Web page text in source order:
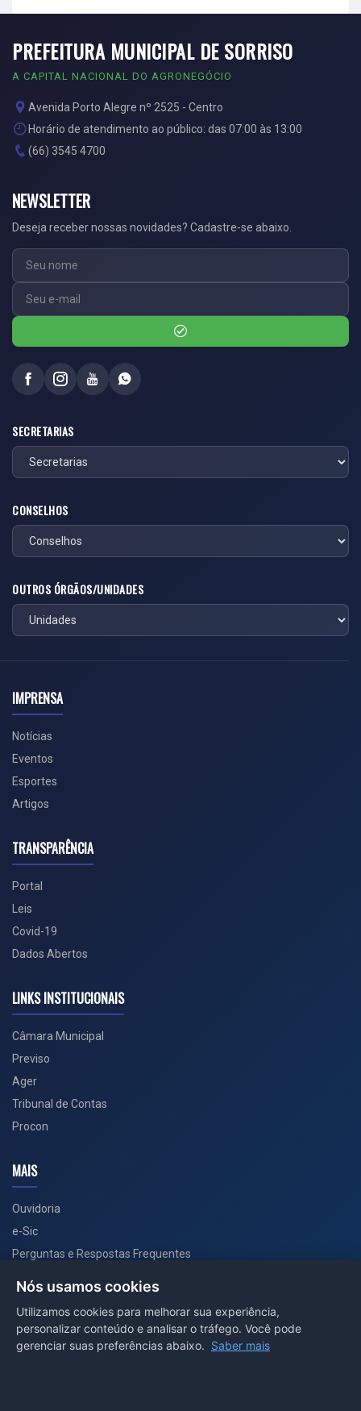
PREFEITURA MUNICIPAL DE SORRISO
A CAPITAL NACIONAL DO AGRONEGÓCIO
Avenida Porto Alegre nº 2525 - Centro
Horário de atendimento ao público: das 07:00 às 13:00
(66) 3545 4700
NEWSLETTER
Deseja receber nossas novidades? Cadastre-se abaixo.
SECRETARIAS
CONSELHOS
OUTROS ÓRGÃOS/UNIDADES
IMPRENSA
Notícias
Eventos
Esportes
Artigos
TRANSPARÊNCIA
Portal
Leis
Covid-19
Dados Abertos
LINKS INSTITUCIONAIS
Câmara Municipal
Previso
Ager
Tribunal de Contas
Procon
MAIS
Ouvidoria
e-Sic
Perguntas e Respostas Frequentes
PORTAL COVID-19
Nós usamos cookies
Utilizamos cookies para melhorar sua experiência,
personalizar conteúdo e analisar o tráfego. Você pode
gerenciar suas preferências abaixo. Saber mais